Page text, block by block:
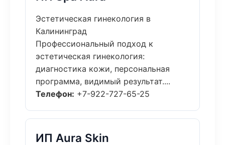
Эстетическая гинекология в
Калининград
Профессиональный подход к
эстетическая гинекология:
диагностика кожи, персональная
программа, видимый результат....
Телефон: +7-922-727-65-25
ИП Aura Skin